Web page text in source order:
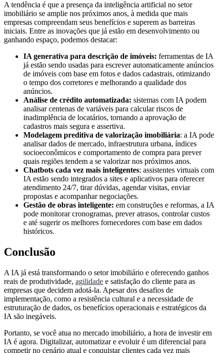
A tendência é que a presença da inteligência artificial no setor
imobiliário se amplie nos próximos anos, à medida que mais
empresas compreendam seus benefícios e superem as barreiras
iniciais. Entre as inovações que já estão em desenvolvimento ou
ganhando espaço, podemos destacar:
IA generativa para descrição de imóveis: ferramentas de IA
já estão sendo usadas para escrever automaticamente anúncios
de imóveis com base em fotos e dados cadastrais, otimizando
o tempo dos corretores e melhorando a qualidade dos
anúncios.
Análise de crédito automatizada: sistemas com IA podem
analisar centenas de variáveis para calcular riscos de
inadimplência de locatários, tornando a aprovação de
cadastros mais segura e assertiva.
Modelagem preditiva de valorização imobiliária: a IA pode
analisar dados de mercado, infraestrutura urbana, índices
socioeconômicos e comportamento de compra para prever
quais regiões tendem a se valorizar nos próximos anos.
Chatbots cada vez mais inteligentes: assistentes virtuais com
IA estão sendo integrados a sites e aplicativos para oferecer
atendimento 24/7, tirar dúvidas, agendar visitas, enviar
propostas e acompanhar negociações.
Gestão de obras inteligente: em construções e reformas, a IA
pode monitorar cronogramas, prever atrasos, controlar custos
e até sugerir os melhores fornecedores com base em dados
históricos.
Conclusão
A IA já está transformando o setor imobiliário e oferecendo ganhos
reais de produtividade, agilidade e satisfação do cliente para as
empresas que decidem adotá-la. Apesar dos desafios de
implementação, como a resistência cultural e a necessidade de
estruturação de dados, os benefícios operacionais e estratégicos da
IA são inegáveis.
Portanto, se você atua no mercado imobiliário, a hora de investir em
IA é agora. Digitalizar, automatizar e evoluir é um diferencial para
competir no cenário atual e conquistar clientes cada vez mais